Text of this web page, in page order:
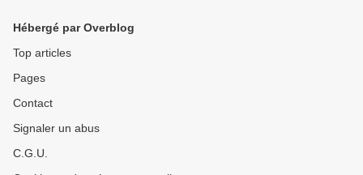
Hébergé par Overblog
Top articles
Pages
Contact
Signaler un abus
C.G.U.